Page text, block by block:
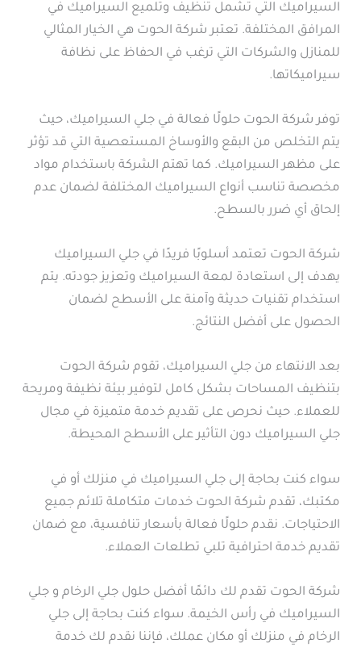
السيراميك التي تشمل تنظيف وتلميع السيراميك في
المرافق المختلفة. تعتبر شركة الحوت هي الخيار المثالي
للمنازل والشركات التي ترغب في الحفاظ على نظافة
سيراميكاتها.
توفر شركة الحوت حلولًا فعالة في جلي السيراميك، حيث
يتم التخلص من البقع والأوساخ المستعصية التي قد تؤثر
على مظهر السيراميك. كما تهتم الشركة باستخدام مواد
مخصصة تناسب أنواع السيراميك المختلفة لضمان عدم
إلحاق أي ضرر بالسطح.
شركة الحوت تعتمد أسلوبًا فريدًا في جلي السيراميك
يهدف إلى استعادة لمعة السيراميك وتعزيز جودته. يتم
استخدام تقنيات حديثة وآمنة على الأسطح لضمان
الحصول على أفضل النتائج.
بعد الانتهاء من جلي السيراميك، تقوم شركة الحوت
بتنظيف المساحات بشكل كامل لتوفير بيئة نظيفة ومريحة
للعملاء. حيث نحرص على تقديم خدمة متميزة في مجال
جلي السيراميك دون التأثير على الأسطح المحيطة.
سواء كنت بحاجة إلى جلي السيراميك في منزلك أو في
مكتبك، تقدم شركة الحوت خدمات متكاملة تلائم جميع
الاحتياجات. نقدم حلولًا فعالة بأسعار تنافسية، مع ضمان
تقديم خدمة احترافية تلبي تطلعات العملاء.
شركة الحوت تقدم لك دائمًا أفضل حلول جلي الرخام و جلي
السيراميك في رأس الخيمة. سواء كنت بحاجة إلى جلي
الرخام في منزلك أو مكان عملك، فإننا نقدم لك خدمة